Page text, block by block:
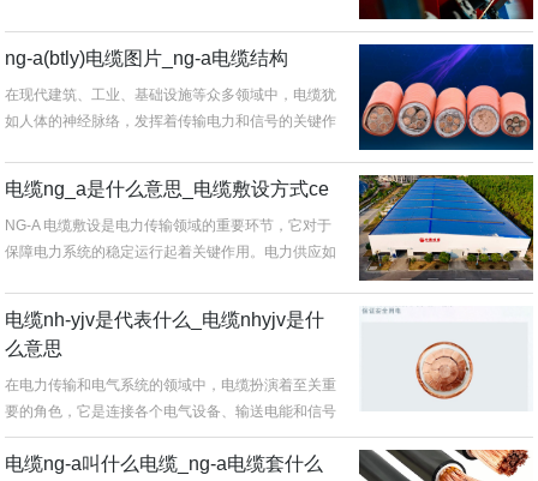
ng-a(btly)电缆图片_ng-a电缆结构
在现代建筑、工业、基础设施等众多领域中，电缆犹
如人体的神经脉络，发挥着传输电力和信号的关键作
电缆ng_a是什么意思_电缆敷设方式ce
NG-A 电缆敷设是电力传输领域的重要环节，它对于
保障电力系统的稳定运行起着关键作用。电力供应如
电缆nh-yjv是代表什么_电缆nhyjv是什
么意思
在电力传输和电气系统的领域中，电缆扮演着至关重
要的角色，它是连接各个电气设备、输送电能和信号
的关键桥梁。而“NG - A...
电缆ng-a叫什么电缆_ng-a电缆套什么